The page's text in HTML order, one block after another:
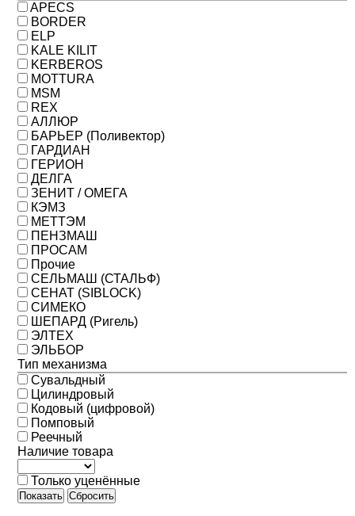
APECS
BORDER
ELP
KALE KILIT
KERBEROS
MOTTURA
MSM
REX
АЛЛЮР
БАРЬЕР (Поливектор)
ГАРДИАН
ГЕРИОН
ДЕЛГА
ЗЕНИТ / ОМЕГА
КЭМЗ
МЕТТЭМ
ПЕНЗМАШ
ПРОСАМ
Прочие
СЕЛЬМАШ (СТАЛЬФ)
СЕНАТ (SIBLOCK)
СИМЕКО
ШЕПАРД (Ригель)
ЭЛТЕХ
ЭЛЬБОР
Тип механизма
Сувальдный
Цилиндровый
Кодовый (цифровой)
Помповый
Реечный
Наличие товара
Только уценённые
Показать Сбросить